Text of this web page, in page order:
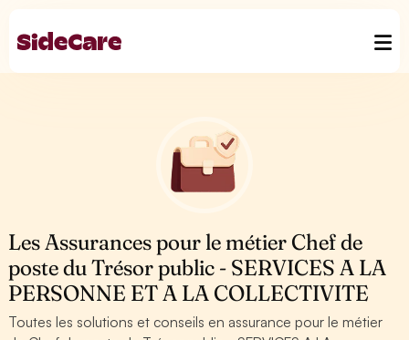
Les Assurances pour le métier Chef de
poste du Trésor public - SERVICES A LA
PERSONNE ET A LA COLLECTIVITE
Toutes les solutions et conseils en assurance pour le métier